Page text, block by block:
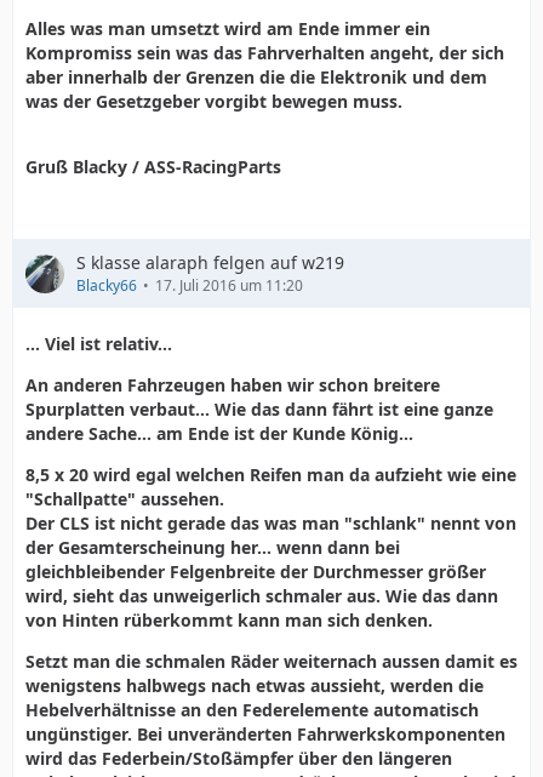
Alles was man umsetzt wird am Ende immer ein
Kompromiss sein was das Fahrverhalten angeht, der sich
aber innerhalb der Grenzen die die Elektronik und dem
was der Gesetzgeber vorgibt bewegen muss.
Gruß Blacky / ASS-RacingParts
S klasse alaraph felgen auf w219
Blacky66 17. Juli 2016 um 11:20
... Viel ist relativ...
An anderen Fahrzeugen haben wir schon breitere
Spurplatten verbaut... Wie das dann fährt ist eine ganze
andere Sache... am Ende ist der Kunde König...
8,5 x 20 wird egal welchen Reifen man da aufzieht wie eine
"Schallpatte" aussehen.
Der CLS ist nicht gerade das was man "schlank" nennt von
der Gesamterscheinung her... wenn dann bei
gleichbleibender Felgenbreite der Durchmesser größer
wird, sieht das unweigerlich schmaler aus. Wie das dann
von Hinten rüberkommt kann man sich denken.
Setzt man die schmalen Räder weiternach aussen damit es
wenigstens halbwegs nach etwas aussieht, werden die
Hebelverhältnisse an den Federelemente automatisch
ungünstiger. Bei unveränderten Fahrwerkskomponenten
wird das Federbein/Stoßämpfer über den längeren